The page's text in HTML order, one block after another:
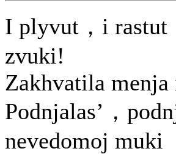
I plyvut，i rastut
zvuki!
Zakhvatila
Podnjalas’，
nevedomoj muki